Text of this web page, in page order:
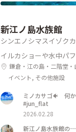
新江ノ島水族館
シンエノシマスイゾク
イルカショーや水中パ
鎌倉・江の島・二階堂
イベント, その他施設
ミノカサゴ🐠 何か
#jun_flat
2026.02.28
新江ノ島水族館の⋯ ワン ツー スリー フォー GO〰️🐬𓂃◌𓈒𓐍 #ゆるり夏時間 #神奈川#江ノ島#新江ノ島水族館#この